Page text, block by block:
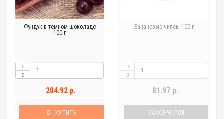
Фундук в темном шоколаде
100 г
204.92 р.
КУПИТЬ
Банановые чипсы 100 г
81.97 р.
ЗАКОНЧИЛСЯ